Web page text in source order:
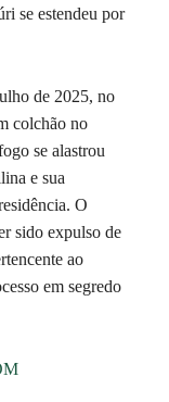
se estendeu por
de 2025, no
colchão no
se alastrou
e sua
O
sido expulso de
ao
em segredo